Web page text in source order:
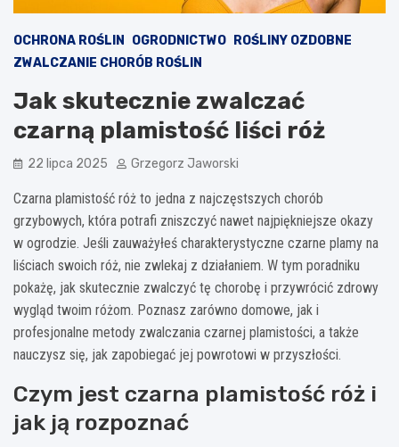
OCHRONA ROŚLIN OGRODNICTWO
ROŚLINY OZDOBNE
ZWALCZANIE CHORÓB ROŚLIN
Jak skutecznie zwalczać
czarną plamistość liści róż
22 lipca 2025 Grzegorz Jaworski
Czarna plamistość róż to jedna z najczęstszych chorób
grzybowych, która potrafi zniszczyć nawet najpiękniejsze okazy
w ogrodzie. Jeśli zauważyłeś charakterystyczne czarne plamy na
liściach swoich róż, nie zwlekaj z działaniem. W tym poradniku
pokażę, jak skutecznie zwalczyć tę chorobę i przywrócić zdrowy
wygląd twoim różom. Poznasz zarówno domowe, jak i
profesjonalne metody zwalczania czarnej plamistości, a także
nauczysz się, jak zapobiegać jej powrotowi w przyszłości.
Czym jest czarna plamistość róż i
jak ją rozpoznać